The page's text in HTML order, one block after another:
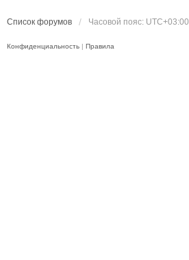
Список форумов Часовой пояс: UTC+03:00
Конфиденциальность | Правила